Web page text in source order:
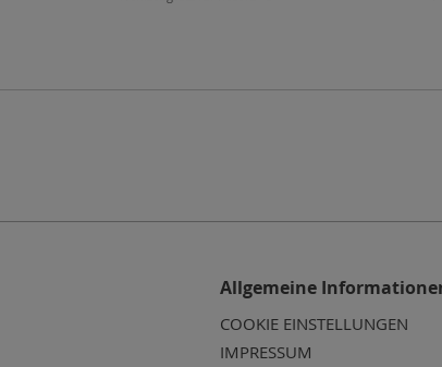
Allgemeine
COOKIE EINSTELLUNGEN
IMPRESSUM